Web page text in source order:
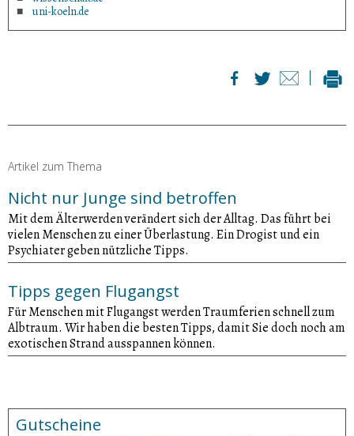
uni-koeln.de
Artikel zum Thema
Nicht nur Junge sind betroffen
Mit dem Älterwerden verändert sich der Alltag. Das führt bei
vielen Menschen zu einer Überlastung. Ein Drogist und ein
Psychiater geben nützliche Tipps.
Tipps gegen Flugangst
Für Menschen mit Flugangst werden Traumferien schnell zum
Albtraum. Wir haben die besten Tipps, damit Sie doch noch am
exotischen Strand ausspannen können.
Gutscheine